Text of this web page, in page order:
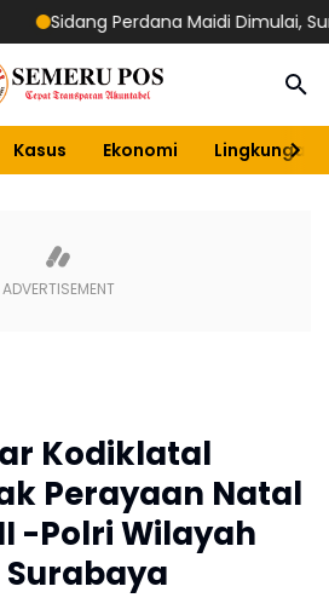
Sidang Perdana Maidi Dimulai,
Kasus Ekonomi Lingkungan
Kodiklatal
Perayaan Natal
-Polri Wilayah